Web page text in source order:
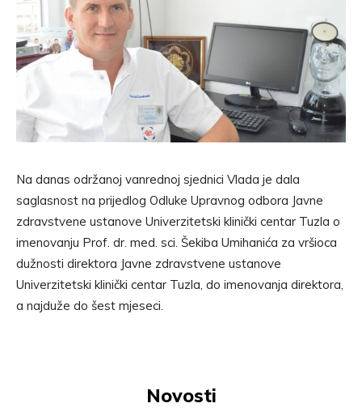
Na danas održanoj vanrednoj sjednici Vlada je dala
saglasnost na prijedlog Odluke Upravnog odbora Javne
zdravstvene ustanove Univerzitetski klinički centar Tuzla o
imenovanju Prof. dr. med. sci. Šekiba Umihanića za vršioca
dužnosti direktora Javne zdravstvene ustanove
Univerzitetski klinički centar Tuzla, do imenovanja direktora,
a najduže do šest mjeseci.
Novosti